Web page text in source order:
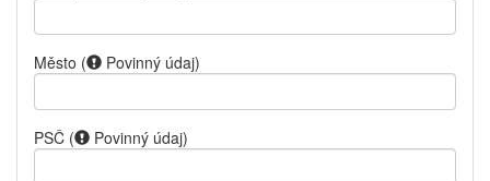
Město ( Povinný údaj)
PSČ ( Povinný údaj)